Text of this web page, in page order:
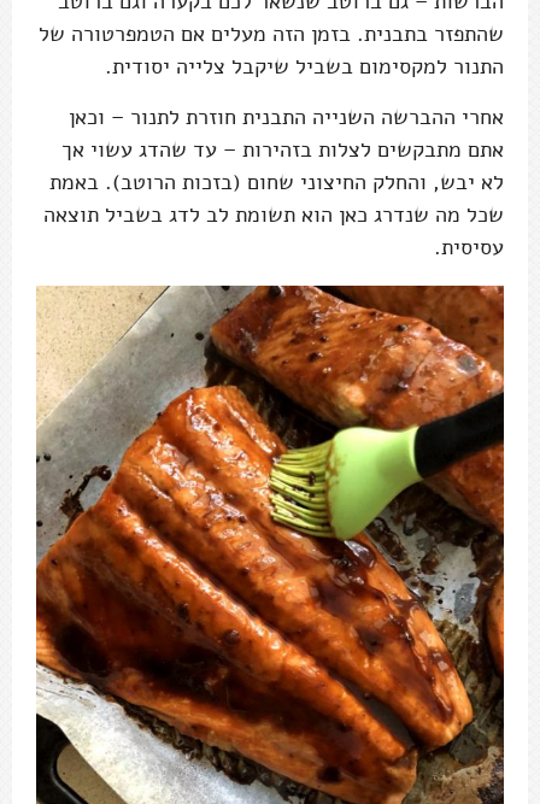
שהתפזר בתבנית. בזמן הזה מעלים אם הטמפרטורה של
התנור למקסימום בשביל שיקבל צלייה יסודית.
אחרי ההברשה השנייה התבנית חוזרת לתנור – וכאן
אתם מתבקשים לצלות בזהירות – עד שהדג עשוי אך
לא יבש, והחלק החיצוני שחום (בזכות הרוטב). באמת
שכל מה שנדרג כאן הוא תשומת לב לדג בשביל תוצאה
עסיסית.